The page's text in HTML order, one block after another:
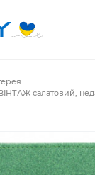
салатовий,